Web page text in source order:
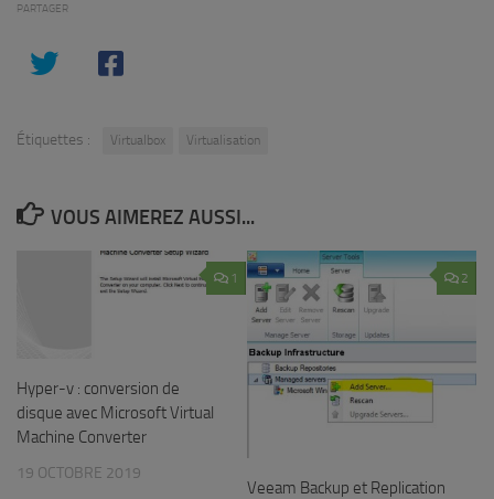
PARTAGER
Étiquettes : Virtualbox Virtualisation
VOUS AIMEREZ AUSSI...
1
Hyper-v : conversion de
disque avec Microsoft Virtual
Machine Converter
19 OCTOBRE 2019
2
Veeam Backup et Replication